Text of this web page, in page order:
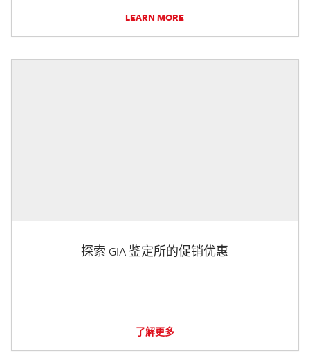
LEARN MORE
探索 GIA 鉴定所的促销优惠
了解更多